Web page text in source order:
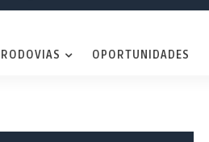
RODOVIAS OPORTUNIDADES